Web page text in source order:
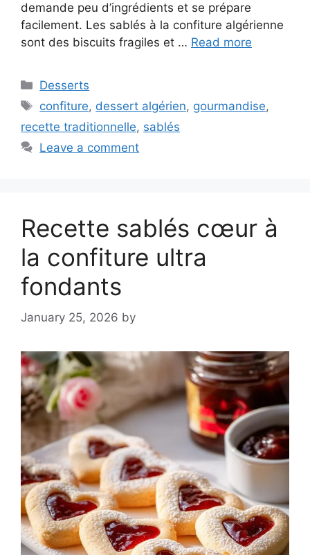
demande peu d’ingrédients et se prépare
facilement. Les sablés à la confiture algérienne
sont des biscuits fragiles et … Read more
Categories
Desserts
Tags
confiture, dessert algérien, gourmandise,
recette traditionnelle, sablés
Leave a comment
Recette sablés cœur à
la confiture ultra
fondants
January 25, 2026 by